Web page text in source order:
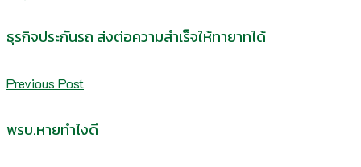
ธุรกิจประกันรถ ส่งต่อความสำเร็จให้ทายาทได้
Previous Post
พรบ.หายทำไงดี